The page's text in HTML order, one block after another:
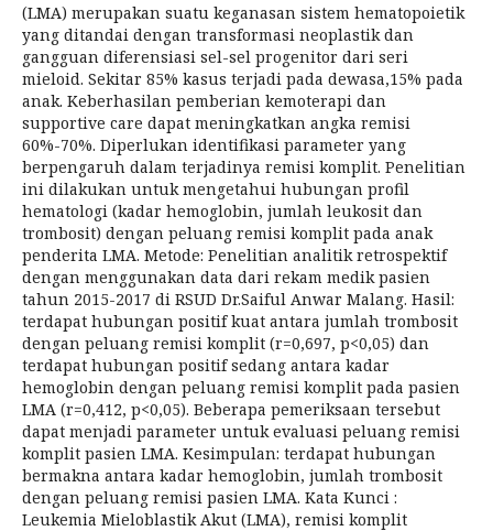
(LMA) merupakan suatu keganasan sistem hematopoietik
yang ditandai dengan transformasi neoplastik dan
gangguan diferensiasi sel-sel progenitor dari seri
mieloid. Sekitar 85% kasus terjadi pada dewasa,15% pada
anak. Keberhasilan pemberian kemoterapi dan
supportive care dapat meningkatkan angka remisi
60%-70%. Diperlukan identifikasi parameter yang
berpengaruh dalam terjadinya remisi komplit. Penelitian
ini dilakukan untuk mengetahui hubungan profil
hematologi (kadar hemoglobin, jumlah leukosit dan
trombosit) dengan peluang remisi komplit pada anak
penderita LMA. Metode: Penelitian analitik retrospektif
dengan menggunakan data dari rekam medik pasien
tahun 2015-2017 di RSUD Dr.Saiful Anwar Malang. Hasil:
terdapat hubungan positif kuat antara jumlah trombosit
dengan peluang remisi komplit (r=0,697, p<0,05) dan
terdapat hubungan positif sedang antara kadar
hemoglobin dengan peluang remisi komplit pada pasien
LMA (r=0,412, p<0,05). Beberapa pemeriksaan tersebut
dapat menjadi parameter untuk evaluasi peluang remisi
komplit pasien LMA. Kesimpulan: terdapat hubungan
bermakna antara kadar hemoglobin, jumlah trombosit
dengan peluang remisi pasien LMA. Kata Kunci :
Leukemia Mieloblastik Akut (LMA), remisi komplit